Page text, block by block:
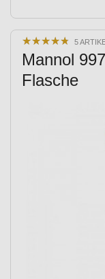
★★★★★
★★★★★ 5
Mannol
Flasche